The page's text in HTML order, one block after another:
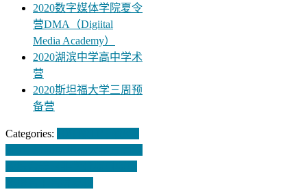
2020数字媒体学院夏令
营DMA（Digiital
Media Academy）
2020湖滨中学高中学术
营
2020斯坦福大学三周预
备营
Categories: